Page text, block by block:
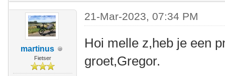
martinus
Fietser
21-Mar-2023, 07:34 PM
Hoi melle z,heb je een
groet,Gregor.